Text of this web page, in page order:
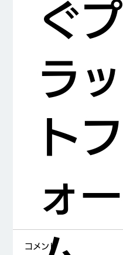
ぐプ
ラッ
トフ
ォー
コメント